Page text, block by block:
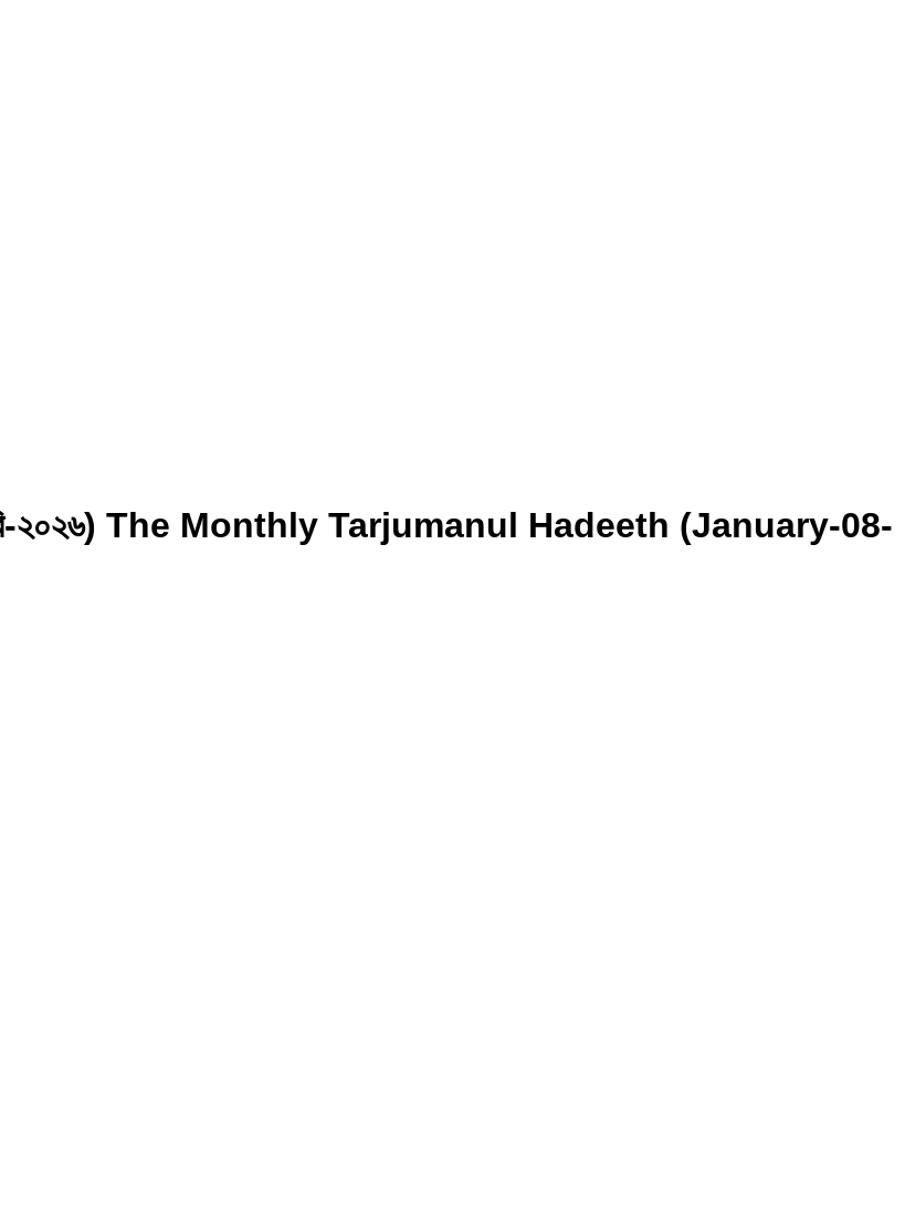
২০২৬) The Monthly Tarjumanul Hadeeth (January-08-